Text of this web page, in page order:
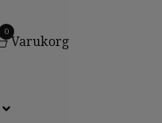
0
Varukorg